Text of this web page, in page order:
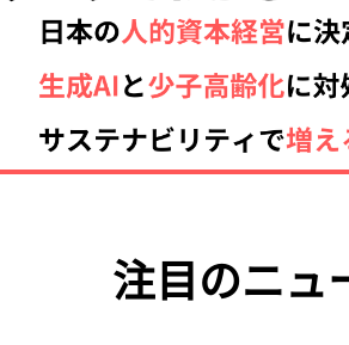
注目のニュ